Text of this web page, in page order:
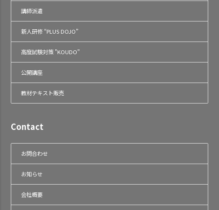
講師派遣
新人研修 “PLUS DOJO”
高度試験対策 "KOUDO"
公開講座
教材テキスト販売
Contact
お問合わせ
お知らせ
会社概要